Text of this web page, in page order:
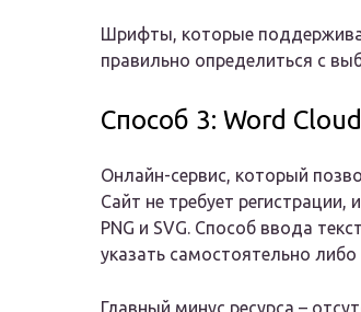
Шрифты, которые
правильно определиться с
Способ 3: Word Cloud
Онлайн-сервис, который
Сайт не требует
PNG и SVG. Способ ввода
указать самостоятельно